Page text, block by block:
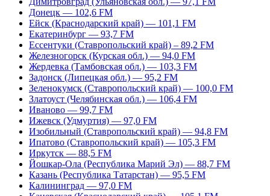
Донецк — 102,6 FM
Ейск (Краснодарский край) — 101,1 FM
Екатеринбург — 93,7 FM
Ессентуки (Ставропольский край) – 89,2 FM
Железногорск (Курская обл.) — 94,0 FM
Жердевка (Тамбовская обл.) — 103,3 FM
Задонск (Липецкая обл.) — 95,2 FM
Зеленокумск (Ставропольский край) — 100,0 FM
Златоуст (Челябинская обл.) — 106,4 FM
Иваново — 99,7 FM
Ижевск (Удмуртия) — 97,0 FM
Изобильный (Ставропольский край) — 94,8 FM
Ипатово (Ставропольский край) — 105,3 FM
Иркутск — 88,5 FM
Йошкар-Ола (Республика Марий Эл) — 88,7 FM
Казань (Республика Татарстан) — 95,5 FM
Калининград — 97,0 FM